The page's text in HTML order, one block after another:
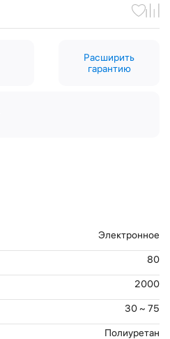
Расширить
гарантию
Электронное
80
2000
30 ~ 75
Полиуретан